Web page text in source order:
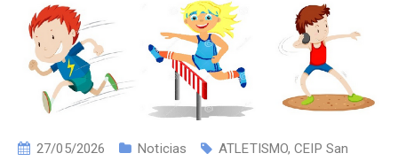
27/05/2026 Noticias ATLETISMO,CEIP San